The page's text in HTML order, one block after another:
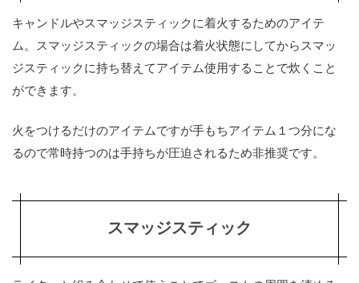
キャンドルやスマッジスティックに着火するためのアイテ
ム。スマッジスティックの場合は着火状態にしてからスマッ
ジスティックに持ち替えてアイテム使用することで炊くこと
ができます。
火をつけるだけのアイテムですが手もちアイテム１つ分にな
るので常時持つのは手持ちが圧迫されるため非推奨です。
スマッジスティック